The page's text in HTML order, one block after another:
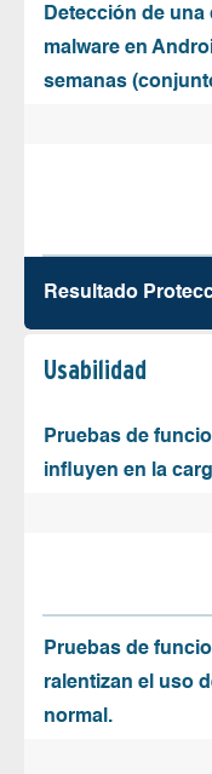
Detección de
malware en
semanas
Resultado
Usabilidad
Pruebas de
influyen en la
Pruebas de
ralentizan el uso
normal.